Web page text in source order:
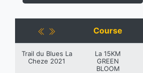
Course
Trail du Blues La
Cheze 2021
La 15KM
GREEN
BLOOM